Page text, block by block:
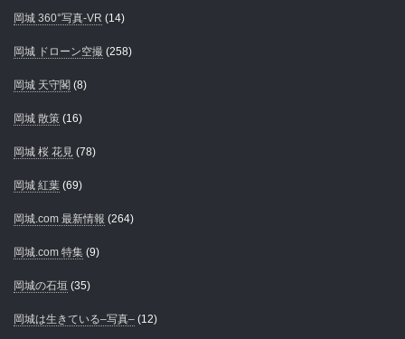
岡城 360°写真-VR (14)
岡城 ドローン空撮 (258)
岡城 天守閣 (8)
岡城 散策 (16)
岡城 桜 花見 (78)
岡城 紅葉 (69)
岡城.com 最新情報 (264)
岡城.com 特集 (9)
岡城の石垣 (35)
岡城は生きている–写真– (12)